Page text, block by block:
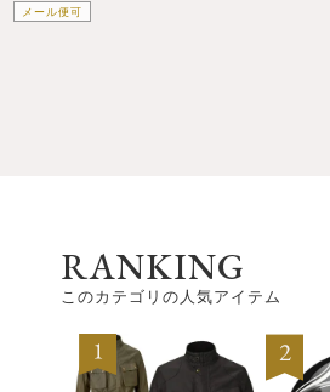
メール便可
RANKING
このカテゴリの人気アイテム